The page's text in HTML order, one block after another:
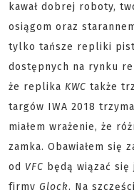
kawał dobrej roboty,
osiągom oraz
tylko tańsze repliki
dostępnych na rynku
że replika KWC także
targów IWA 2018
miałem wrażenie, że
zamka. Obawiałem się
od VFC będą wiązać
firmy Glock. Na